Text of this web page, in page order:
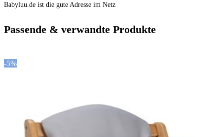
Babyluu.de ist die gute Adresse im Netz
Passende & verwandte Produkte
-5%